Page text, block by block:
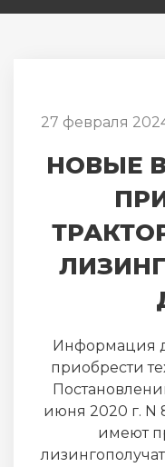
27 февраля
НОВЫЕ
Информация
приобрести
июня 2020 г. N
имеют